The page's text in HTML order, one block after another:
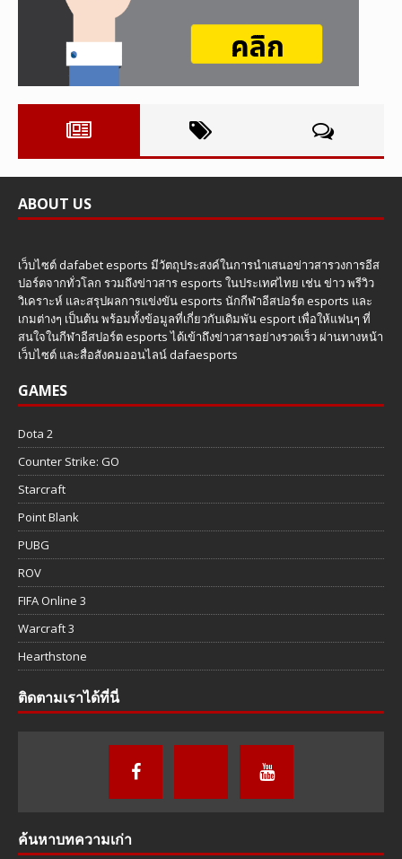
ABOUT US
เว็บไซต์ dafabet esports มีวัตถุประสงค์ในการนำเสนอข่าวสารวงการอีส
ปอร์ตจากทั่วโลก รวมถึงข่าวสาร esports ในประเทศไทย เช่น ข่าว พรีวิว
วิเคราะห์ และสรุปผลการแข่งขัน esports นักกีฬาอีสปอร์ต esports และ
เกมต่างๆ เป็นต้น พร้อมทั้งข้อมูลที่เกี่ยวกับเดิมพัน esport เพื่อให้แฟนๆ ที่
สนใจในกีฬาอีสปอร์ต esports ได้เข้าถึงข่าวสารอย่างรวดเร็ว ผ่านทางหน้า
เว็บไซต์ และสื่อสังคมออนไลน์ dafaesports
GAMES
Dota 2
Counter Strike: GO
Starcraft
Point Blank
PUBG
ROV
FIFA Online 3
Warcraft 3
Hearthstone
ติดตามเราได้ที่นี่
ค้นหาบทความเก่า